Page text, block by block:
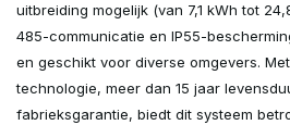
uitbreiding mogelijk (van 7,1 kWh tot
485-communicatie en IP55-
en geschikt voor diverse omgevers.
technologie, meer dan 15 jaar
fabrieksgarantie, biedt dit systeem